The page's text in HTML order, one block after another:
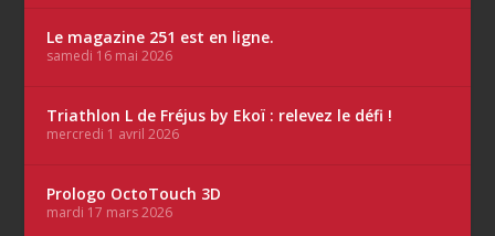
Le magazine 251 est en ligne.
samedi 16 mai 2026
Triathlon L de Fréjus by Ekoï : relevez le défi !
mercredi 1 avril 2026
Prologo OctoTouch 3D
mardi 17 mars 2026